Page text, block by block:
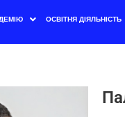
ОСВІТНЯ ДІЯЛЬНІСТЬ